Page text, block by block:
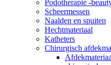
Podotherapie -
Scheermessen
Naalden en spuiten
Hechtmateriaal
Katheters
Chirurgisch